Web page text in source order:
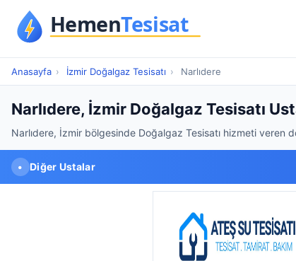
Anasayfa › İzmir Doğalgaz Tesisatı › Narlıdere
Narlıdere, İzmir Doğalgaz Tesisatı
Narlıdere, İzmir bölgesinde Doğalgaz Tesisatı hizmeti veren
• Diğer Ustalar